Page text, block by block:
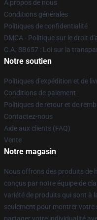
À propos de nous
Conditions générales
Politiques de confidentialité
DMCA - Politique sur le droit
C.A. SB657 : Loi sur la
Notre soutien
Politiques d'expédition et de
Conditions de paiement
Politiques de retour et de
Contactez-nous
Aide aux clients (FAQ)
Vente
Notre magasin
Nous offrons des produits de
conçus par notre équipe de
variété de produits qui sont à
seulement pour montrer votre